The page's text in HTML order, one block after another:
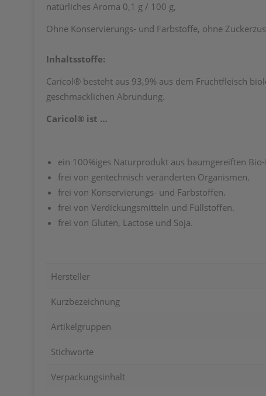
natürliches Aroma 0,1 g / 100 g,
Ohne Konservierungs- und Farbstoffe, ohne
Inhaltsstoffe:
Caricol® besteht aus 93,9% aus dem Fruchtfleisch
geschmacklichen Abrundung.
Caricol® ist …
ein 100%iges Naturprodukt aus baumgereiften
frei von gentechnisch veränderten Organismen.
frei von Konservierungs- und Farbstoffen.
frei von Verdickungsmitteln und Füllstoffen.
frei von Gluten, Lactose und Soja.
Hersteller
Kurzbezeichnung
Artikelgruppen
Stichworte
Verpackungsinhalt